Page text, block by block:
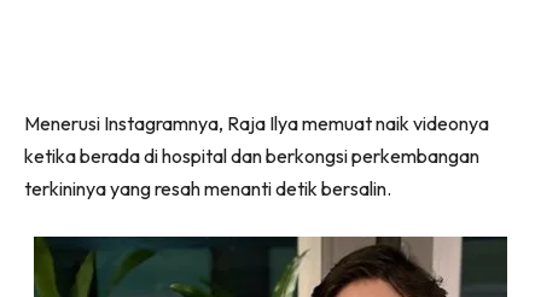
Menerusi Instagramnya, Raja Ilya memuat naik videonya
ketika berada di hospital dan berkongsi perkembangan
terkininya yang resah menanti detik bersalin.